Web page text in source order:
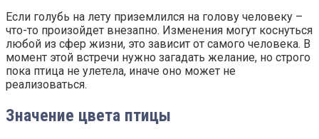
Если голубь на лету приземлился на голову человеку –
что-то произойдет внезапно. Изменения могут коснуться
любой из сфер жизни, это зависит от самого человека. В
момент этой встречи нужно загадать желание, но строго
пока птица не улетела, иначе оно может не
реализоваться.
Значение цвета птицы